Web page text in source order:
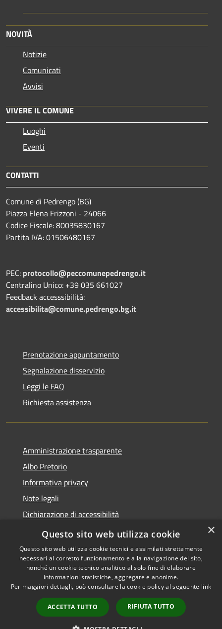
NOVITÀ
Notizie
Comunicati
Avvisi
VIVERE IL COMUNE
Luoghi
Eventi
CONTATTI
Comune di Pedrengo (BG)
Piazza Elena Frizzoni - 24066
Codice Fiscale: 80035830167
Partita IVA: 01506480167
PEC: protocollo@peccomunepedrengo.it
Centralino Unico: +39 035 661027
Feedback accesssibilità:
accessibilita@comune.pedrengo.bg.it
Prenotazione appuntamento
Segnalazione disservizio
Leggi le FAQ
Richiesta assistenza
Amministrazione trasparente
Albo Pretorio
Informativa privacy
Note legali
Dichiarazione di accessibilità
Area riservata dipendenti
Accessibilità
Copyright © 2026 • Comune di
Pedrengo • Powered by
Municipium•
Accesso
redazione
×
Questo sito web utilizza cookie
Questo sito web utilizza cookie tecnici e assimilati strettamente
necessari al corretto funzionamento e alla navigazione del sito,
nonché un cookie tecnico analitico al solo fine di elaborare
informazioni statistiche, aggregate e anonime.
Per maggiori dettagli, può consultare la cookie policy al seguente link
ACCETTA TUTTO RIFIUTA TUTTO